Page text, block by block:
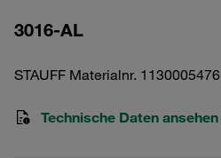
3016-AL
STAUFF Materialnr. 1130005476
Technische Daten ansehen